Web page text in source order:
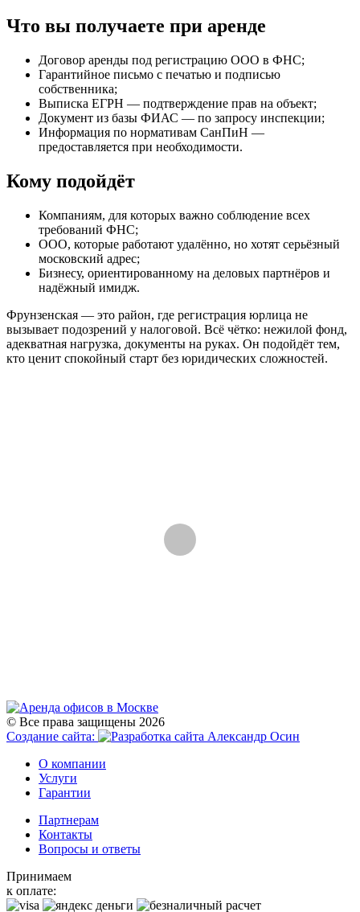
Что вы получаете при аренде
Договор аренды под регистрацию ООО в ФНС;
Гарантийное письмо с печатью и подписью
собственника;
Выписка ЕГРН — подтверждение прав на объект;
Документ из базы ФИАС — по запросу инспекции;
Информация по нормативам СанПиН —
предоставляется при необходимости.
Кому подойдёт
Компаниям, для которых важно соблюдение всех
требований ФНС;
ООО, которые работают удалённо, но хотят серьёзный
московский адрес;
Бизнесу, ориентированному на деловых партнёров и
надёжный имидж.
Фрунзенская — это район, где регистрация юрлица не
вызывает подозрений у налоговой. Всё чётко: нежилой фонд,
адекватная нагрузка, документы на руках. Он подойдёт тем,
кто ценит спокойный старт без юридических сложностей.
© Все права защищены 2026
Создание сайта:
О компании
Услуги
Гарантии
Партнерам
Контакты
Вопросы и ответы
Принимаем
к оплате: